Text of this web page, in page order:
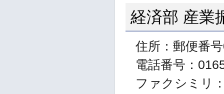
経済部 産業
住所：郵便番
電話番号：
ファクシミリ